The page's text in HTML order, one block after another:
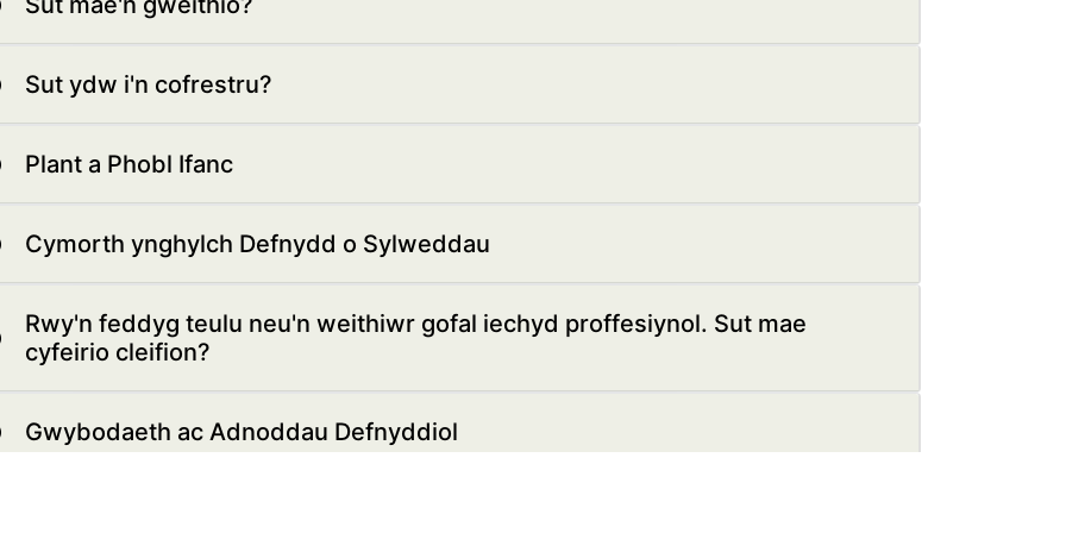
Sut ydw i'n cofrestru?
Plant a Phobl Ifanc
Cymorth ynghylch Defnydd o Sylweddau
Rwy'n feddyg teulu neu'n weithiwr gofal iechyd proffesiynol. Sut mae
cyfeirio cleifion?
Gwybodaeth ac Adnoddau Defnyddiol